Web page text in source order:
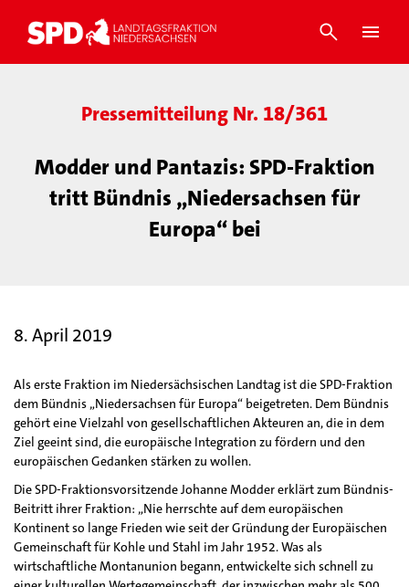
Pressemitteilung Nr. 18/361
Modder und Pantazis: SPD-Fraktion
tritt Bündnis „Niedersachsen für
Europa“ bei
8. April 2019
Als erste Fraktion im Niedersächsischen Landtag ist die SPD-Fraktion
dem Bündnis „Niedersachsen für Europa“ beigetreten. Dem Bündnis
gehört eine Vielzahl von gesellschaftlichen Akteuren an, die in dem
Ziel geeint sind, die europäische Integration zu fördern und den
europäischen Gedanken stärken zu wollen.
Die SPD-Fraktionsvorsitzende Johanne Modder erklärt zum Bündnis-
Beitritt ihrer Fraktion: „Nie herrschte auf dem europäischen
Kontinent so lange Frieden wie seit der Gründung der Europäischen
Gemeinschaft für Kohle und Stahl im Jahr 1952. Was als
wirtschaftliche Montanunion begann, entwickelte sich schnell zu